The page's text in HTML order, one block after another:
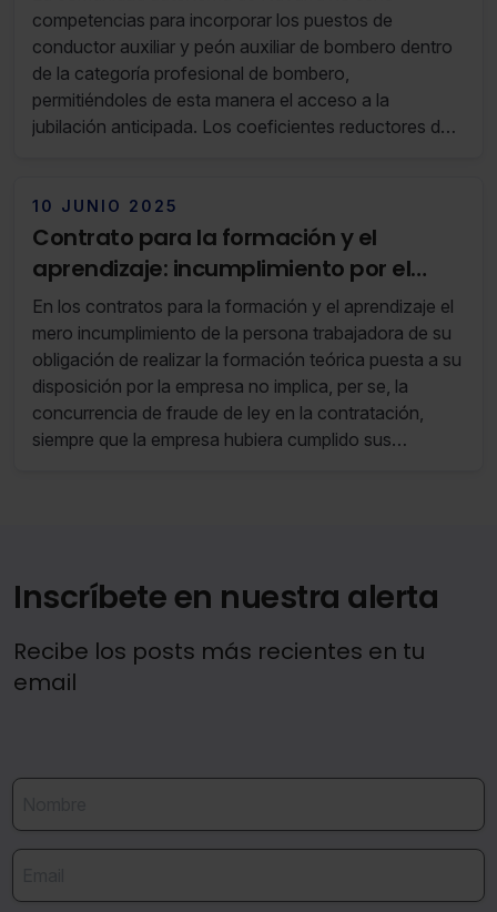
competencias para incorporar los puestos de
conductor auxiliar y peón auxiliar de bombero dentro
de la categoría profesional de bombero,
permitiéndoles de esta manera el acceso a la
jubilación anticipada. Los coeficientes reductores de
corresponde a la normativa estatal, por lo que es
inconstitucional la norma autonómica que extiende
sus efectos a supuestos no previstos en aquella.
10 JUNIO 2025
Contrato para la formación y el
aprendizaje: incumplimiento por el
trabajador de sus obligaciones
formativasÂ
En los contratos para la formación y el aprendizaje el
mero incumplimiento de la persona trabajadora de su
obligación de realizar la formación teórica puesta a su
disposición por la empresa no implica, per se, la
concurrencia de fraude de ley en la contratación,
siempre que la empresa hubiera cumplido sus
Inscríbete en nuestra alerta
Recibe los posts más recientes en tu
email